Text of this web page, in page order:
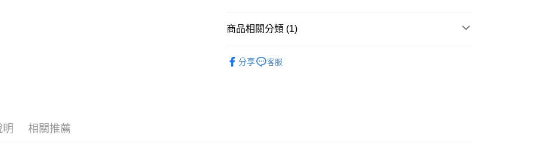
1.分期款項不併入電信帳單，「大哥付你分期」於每月結算日後寄送繳費提
帳／街口支付／iPASS MONEY」等通路繳費。
商品相關分類 (1)
分享
客服
明 相關推薦